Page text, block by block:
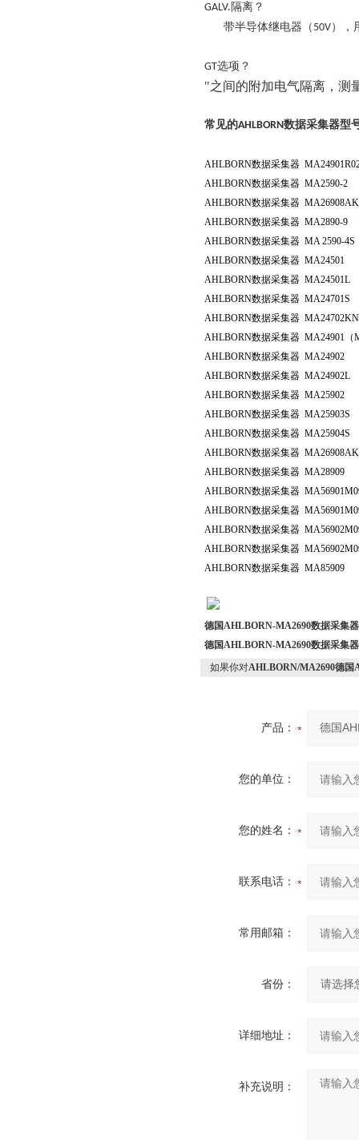
GALV. 隔离 ？
带半导体继电器（ 50V），
GT选项 ？
"之间的附加电气隔离， 测
常见的AHLBORN数据采集器型
AHLBORN数据采集器
AHLBORN数据采集器 MA2590-2
AHLBORN数据采集器
AHLBORN数据采集器 MA2890-9
AHLBORN数据采集器 MA 2590-4S
AHLBORN数据采集器 MA24501
AHLBORN数据采集器 MA24501L
AHLBORN数据采集器 MA24701S
AHLBORN数据采集器 MA24702KN
AHLBORN数据采集器 MA24901 （
AHLBORN数据采集器 MA24902
AHLBORN数据采集器 MA24902L
AHLBORN数据采集器 MA25902
AHLBORN数据采集器 MA25903S
AHLBORN数据采集器 MA25904S
AHLBORN数据采集器
AHLBORN数据采集器 MA28909
AHLBORN数据采集器
AHLBORN数据采集器
AHLBORN数据采集器
AHLBORN数据采集器
AHLBORN数据采集器 MA85909
德国AHLBORN-MA2690数据采集
德国AHLBORN-MA2690数据采集
如果你对AHLBORN/MA2690德国
产品：
您的单位：
您的姓名：
联系电话：
常用邮箱：
省份：
详细地址：
补充说明：